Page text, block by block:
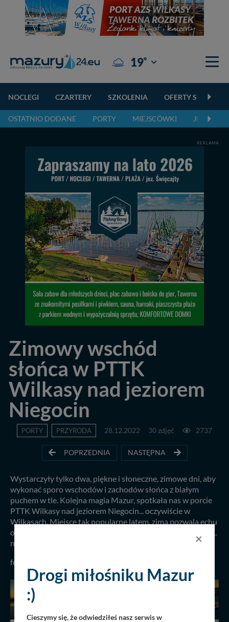
19° Giżycko
NOCLEGI CZARTERY SZKOLENIA OFERTY
OSTATNIO DODANE PORTY MIEJSCÓWKI JEZIORA,
REKLAMA
Zimowy wschód
słońca w PTTK
Wilkasy nad jeziorem
Niegocin
PORTY PRZYRODA 28.12.2022 30 zdjęć 2737
POPRZEDNIA NASTĘPNA
Wystarczyły tylko dwa, piękne i słoneczne, zimowe dni, aby
wykonać sporo wschodów i zachodów słońca z białym
puchem w tle. Kolejna magia Mazur, spotkała nas w porcie
PTTK Wilkasy nad jeziorem Niegocin... oczywiście w
Wilkasach. Miejsce tak popularne latem, zimą pozwala echu
odbijać się od pomostów i tawerny Dezeta. Pięknie, jak nic...
nie możemy jednak doczekać się już lata...
fot. Arkadiusz Skrodzki, 14.12.2022 r.
×
Drogi miłośniku Mazur
:)
Cieszymy się, że odwiedziłeś nasz serwis w